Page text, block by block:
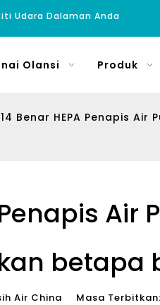
Udara Dalaman Anda
Olansi Produk
Benar HEPA Penapis
Penapis
betapa
Air China Masa